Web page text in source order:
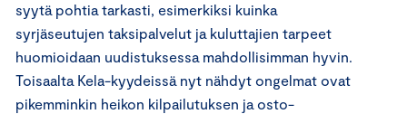
syytä pohtia tarkasti, esimerkiksi kuinka
syrjäseutujen taksipalvelut ja kuluttajien tarpeet
huomioidaan uudistuksessa mahdollisimman hyvin.
Toisaalta Kela-kyydeissä nyt nähdyt ongelmat ovat
pikemminkin heikon kilpailutuksen ja osto-